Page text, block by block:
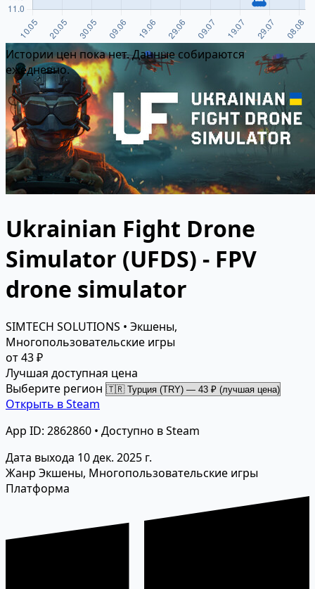
Истории цен пока нет. Данные собираются
ежедневно.
Ukrainian Fight Drone
Simulator (UFDS) - FPV
drone simulator
SIMTECH SOLUTIONS • Экшены,
Многопользовательские игры
от 43 ₽
Лучшая доступная цена
Выберите регион
Открыть в Steam
App ID: 2862860 • Доступно в Steam
Дата выхода 10 дек. 2025 г.
Жанр Экшены, Многопользовательские игры
Платформа